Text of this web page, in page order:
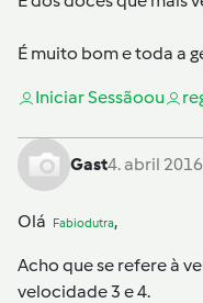
É muito bom e toda a
Iniciar Sessãoou
Gast4. abril
Olá Fabiodutra,
Acho que se refere à
velocidade 3 e 4.